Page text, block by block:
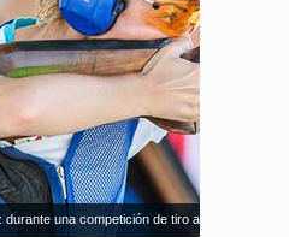
durante una competición de tiro al plato. Fuente: